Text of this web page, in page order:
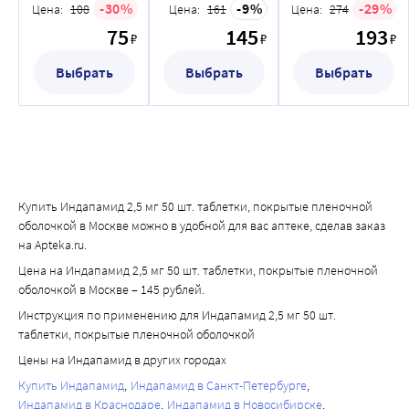
после начала терапии тиазидным / тиазидоподобным
диуретиком. При отсутствии лечения острый приступ
необратимой потере зрения. В первую очередь
необходимо как можно быстрее отменить прием
приступа закрытоугольной глаукомы является
аллергическая реакция на производные сульфонамида
или пенициллин в анамнезе.
Спортсмены
Действующее вещество, входящее в состав препарата
Индапамид, может давать положительный результат при
проведении допинг-контроля.
покрытые
Цена: 108 30
75₽
Выбрать
покрытые
пленочной
Цена: 161 9
145₽
Выбрать
покрытые
пленочной
Цена: 274 29
193₽
Выбрать
Купить Индапамид 2,5 мг 50 шт. таблетки, покрытые пленочной
оболочкой в Москве можно в удобной для вас аптеке, сделав заказ
на Apteka.ru.
Цена на Индапамид 2,5 мг 50 шт. таблетки, покрытые пленочной
оболочкой в Москве – 145 рублей.
Инструкция по применению для Индапамид 2,5 мг 50 шт.
таблетки, покрытые пленочной оболочкой
Цены на Индапамид в других городах
Купить Индапамид Индапамид в Санкт-Петербурге
Индапамид в Краснодаре Индапамид в Новосибирске